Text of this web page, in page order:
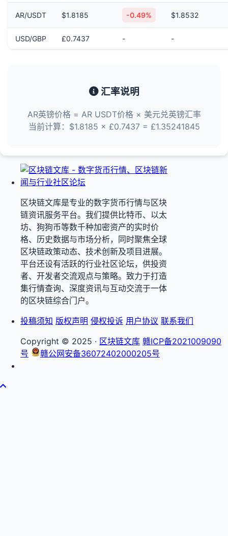
AR/USDT $1.8185 -0.49% $1.8532
USD/GBP £0.7437 - -
汇率说明
AR英镑价格 = AR USDT价格 × 美元兑英镑汇率
当前计算：$1.8185 × £0.7437 = £1.35241845
区块链文库是专业的数字货币行情与区块
链资讯服务平台。我们提供比特币、以太
坊、狗狗币等数千种加密资产的实时价
格、历史数据与市场分析，同时聚焦全球
区块链政策动态、技术创新及项目进展。
平台还设有活跃的行业社区论坛，供投资
者、开发者交流观点与策略。致力于打造
集行情查询、深度资讯与互动交流于一体
的区块链综合门户。
投稿须知 版权声明 侵权投诉 用户协议 联系我们
Copyright © 2025 · 区块链文库 赣ICP备2021009090
号
赣公网安备36072402000205号